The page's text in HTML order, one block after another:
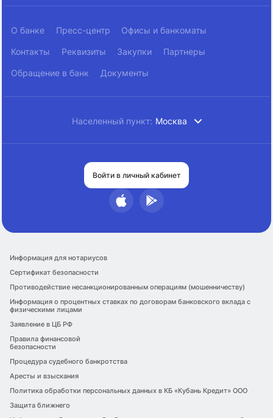
О банке Пресс-центр Офисы и банкоматы
Контакты Реквизиты Закупки Партнеры
Обращение в банк Документы
Населенный пункт: Москва
Войти в личный кабинет
Информация для нотариусов
Сертификат безопасности
Противодействие несанкционированным операциям (мошенничеству)
Информация о процентных ставках по договорам банковского вклада с
физическими лицами
Заявление в ЦБ РФ
Правила финансовой
безопасности
Процедура судебного банкротства
Аресты и взыскания
Политика обработки персональных данных в КБ «Кубань Кредит» ООО
Защита ближнего